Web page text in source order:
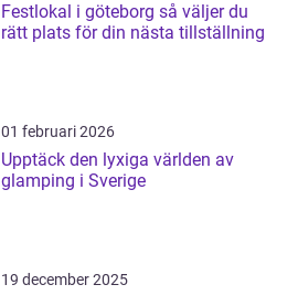
Festlokal i göteborg så väljer du
rätt plats för din nästa tillställning
01 februari 2026
Upptäck den lyxiga världen av
glamping i Sverige
19 december 2025